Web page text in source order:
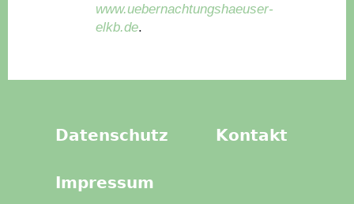
www.uebernachtungshaeuser-
elkb.de.
Datenschutz Kontakt
Impressum